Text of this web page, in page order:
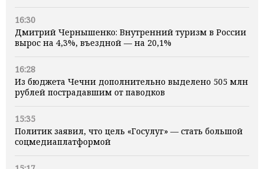
16:30
Дмитрий Чернышенко: Внутренний туризм в России
вырос на 4,3%, въездной — на 20,1%
16:28
Из бюджета Чечни дополнительно выделено 505 млн
рублей пострадавшим от паводков
15:35
Политик заявил, что цель «Госулуг» — стать большой
соцмедиаплатформой